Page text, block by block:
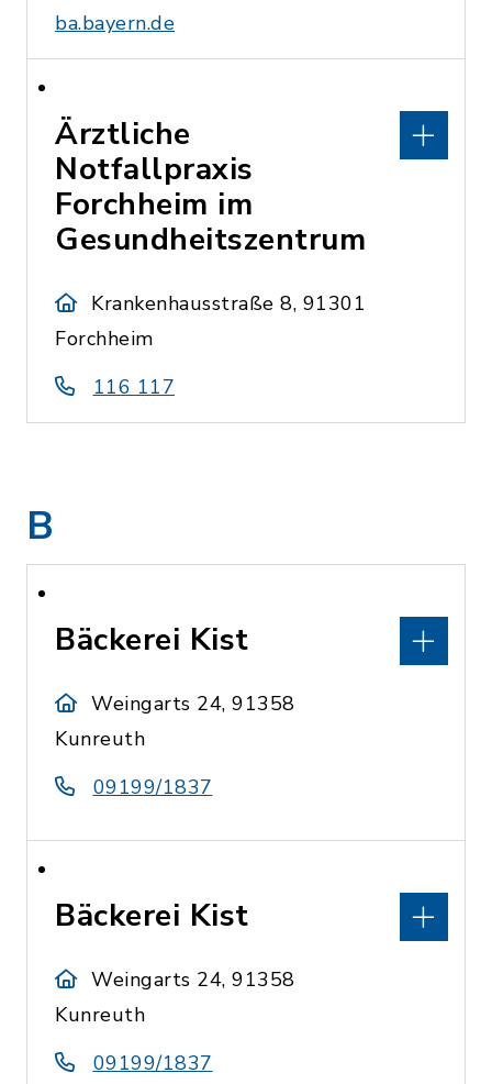
ba.bayern.de
Ärztliche
Notfallpraxis
Forchheim im
Gesundheitszentrum
Krankenhausstraße 8, 91301
Forchheim
116 117
B
Bäckerei Kist
Weingarts 24, 91358
Kunreuth
09199/1837
Bäckerei Kist
Weingarts 24, 91358
Kunreuth
09199/1837